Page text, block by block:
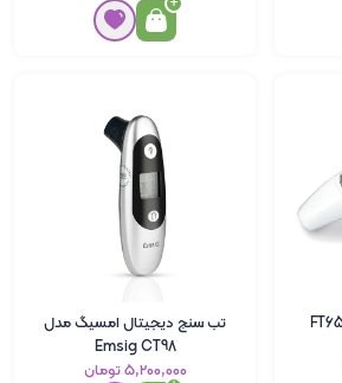
تب سنج دیجیتال امسیگ مدل
Emsig CT98
۵٬۲۰۰٬۰۰۰ تومان